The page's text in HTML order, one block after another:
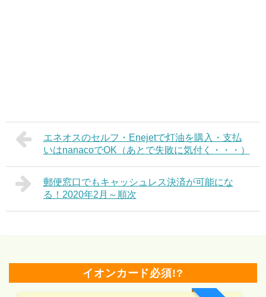
エネオスのセルフ・Enejetで灯油を購入・支払
いはnanacoでOK（あとで失敗に気付く・・・）
郵便窓口でもキャッシュレス決済が可能にな
る！2020年2月～順次
イオンカード必須!?